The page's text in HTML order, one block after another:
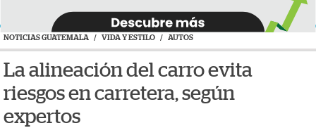
NOTICIAS GUATEMALA / VIDA Y ESTILO / AUTOS
La alineación del carro evita
riesgos en carretera, según
expertos